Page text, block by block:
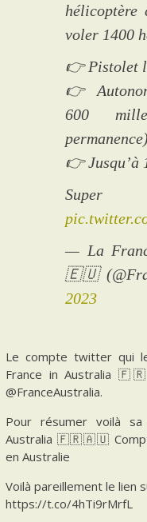
hélicoptère
voler 1400
👉 Pistolet
👉
600
👉 Jusqu’à
Super
— La
🇪🇺
2023
Le compte twitter qui
France in Australia
@FranceAustralia.
Pour résumer voilà sa
Australia 🇫🇷🇦🇺
en Australie
Voilà pareillement le lien
https://t.co/4hTi9rMrfL